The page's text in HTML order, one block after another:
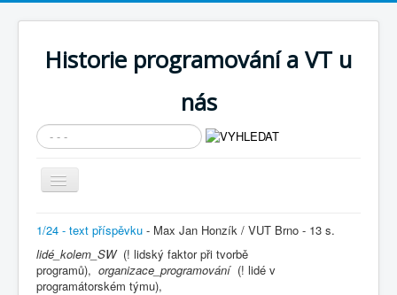
Historie programování a VT u
nás
Vyhledávání...
Přepnout
navigaci
AKTUÁLNÍ NOVINKY
Cíle expozice
PRŮVODCE EXPOZICÍ
1/24 - text příspěvku - Max Jan Honzík / VUT Brno - 13 s.
lidé_kolem_SW (! lidský faktor při tvorbě
programů), organizace_programování (! lidé v
programátorském týmu),